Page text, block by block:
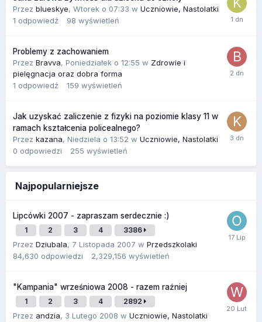
Przez blueskye, Wtorek o 07:33 w Uczniowie, Nastolatki
1 odpowiedź 98 wyświetleń
Problemy z zachowaniem
Przez Bravva, Poniedziałek o 12:55 w Zdrowie i
pielęgnacja oraz dobra forma
1 odpowiedź 159 wyświetleń
Jak uzyskać zaliczenie z fizyki na poziomie klasy 11 w
ramach kształcenia policealnego?
Przez kazana, Niedziela o 13:52 w Uczniowie, Nastolatki
0 odpowiedzi 255 wyświetleń
Najpopularniejsze
Lipcówki 2007 - zapraszam serdecznie :)
1 2 3 4 3386
Przez Dziubala, 7 Listopada 2007 w Przedszkolaki
84,630 odpowiedzi 2,329,156 wyświetleń
"Kampania" wrześniowa 2008 - razem raźniej
1 2 3 4 2892
Przez andzia, 3 Lutego 2008 w Uczniowie, Nastolatki